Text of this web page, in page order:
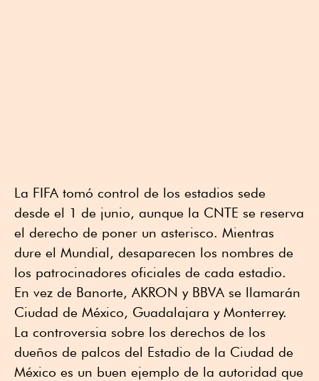
La FIFA tomó control de los estadios sede
desde el 1 de junio, aunque la CNTE se reserva
el derecho de poner un asterisco. Mientras
dure el Mundial, desaparecen los nombres de
los patrocinadores oficiales de cada estadio.
En vez de Banorte, AKRON y BBVA se llamarán
Ciudad de México, Guadalajara y Monterrey.
La controversia sobre los derechos de los
dueños de palcos del Estadio de la Ciudad de
México es un buen ejemplo de la autoridad que